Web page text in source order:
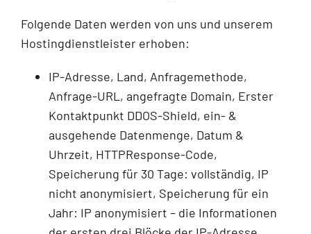
Folgende Daten werden von uns und unserem
Hostingdienstleister erhoben:
IP-Adresse, Land, Anfragemethode,
Anfrage-URL, angefragte Domain, Erster
Kontaktpunkt DDOS-Shield, ein- &
ausgehende Datenmenge, Datum &
Uhrzeit, HTTPResponse-Code,
Speicherung für 30 Tage: vollständig, IP
nicht anonymisiert, Speicherung für ein
Jahr: IP anonymisiert – die Informationen